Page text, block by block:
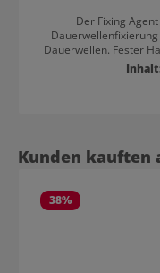
Der Fixing
Dauerwellen. Fester Halt ist
Produktgalerie
Kunden kauften
38%